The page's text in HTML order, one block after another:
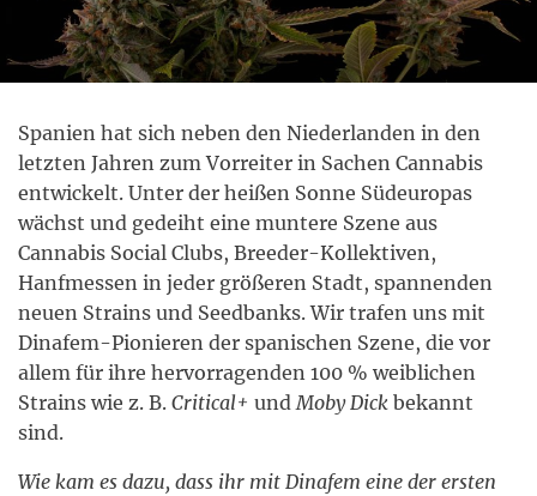
Spanien hat sich neben den Niederlanden in den
letzten Jahren zum Vorreiter in Sachen Cannabis
entwickelt. Unter der heißen Sonne Südeuropas
wächst und gedeiht eine muntere Szene aus
Cannabis Social Clubs, Breeder-Kollektiven,
Hanfmessen in jeder größeren Stadt, spannenden
neuen Strains und Seedbanks. Wir trafen uns mit
Dinafem-Pionieren der spanischen Szene, die vor
allem für ihre hervorragenden 100 % weiblichen
Strains wie z. B. Critical+ undMoby Dick bekannt
sind.
Wie kam es dazu, dass ihr mit Dinafem eine der ersten